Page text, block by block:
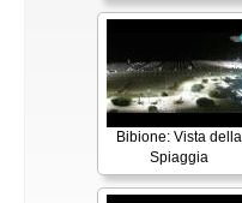
Bibione: Vista della
Spiaggia